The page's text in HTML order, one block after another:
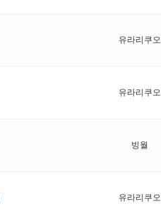
유라리쿠오
유라리쿠오
빙월
유라리쿠오